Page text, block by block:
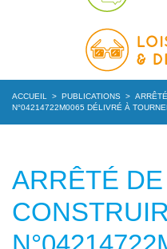
ACCUEIL > PUBLICATIONS >
N°04214722M0065 DÉLIVRÉ À
ARRÊTÉ